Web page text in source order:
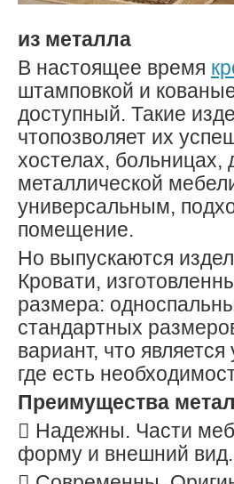
из металла
В настоящее время
штамповкой и
доступный. Такие
чтопозволяет их
хостелах, больницах,
металлической
универсальным,
помещение.
Но выпускаются
Кровати,
размера:
стандартных
вариант, что
где есть
Преимущества
 Надежны. Части
форму и внешний вид.